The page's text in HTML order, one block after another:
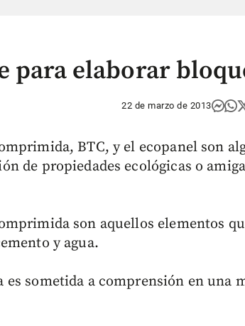
para elaborar
22 de marzo de 2013
BTC, y el ecopanel son
de propiedades ecológicas o
son aquellos elementos
y agua.
es sometida a comprensión en una